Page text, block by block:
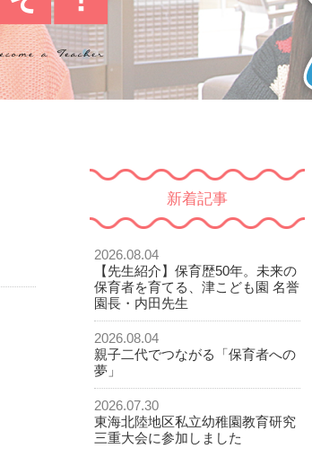
新着記事
2026.08.04
【先生紹介】保育歴50年。未来の
保育者を育てる、津こども園 名誉
園長・内田先生
2026.08.04
親子二代でつながる「保育者への
夢」
2026.07.30
東海北陸地区私立幼稚園教育研究
三重大会に参加しました